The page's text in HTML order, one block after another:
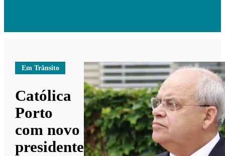
Em Trânsito
Católica
Porto
com novo
presidente